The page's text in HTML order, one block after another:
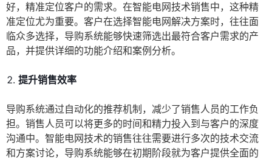
好，精准定位客户的需求。在智能电网技术销售中，这种精
准定位尤为重要。客户在选择智能电网解决方案时，往往面
临众多选择，导购系统能够快速筛选出最符合客户需求的产
品，并提供详细的功能介绍和案例分析。
提升销售效率
导购系统通过自动化的推荐机制，减少了销售人员的工作负
担。销售人员可以将更多的时间和精力投入到与客户的深度
沟通中。智能电网技术的销售往往需要进行多次的技术交流
和方案讨论，导购系统能够在初期阶段就为客户提供全面的